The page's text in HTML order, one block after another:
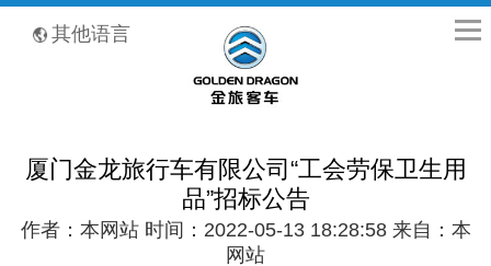
其他语言
厦门金龙旅行车有限公司“工会劳保卫生用
品”招标公告
作者：本网站 时间：2022-05-13 18:28:58 来自：本
网站